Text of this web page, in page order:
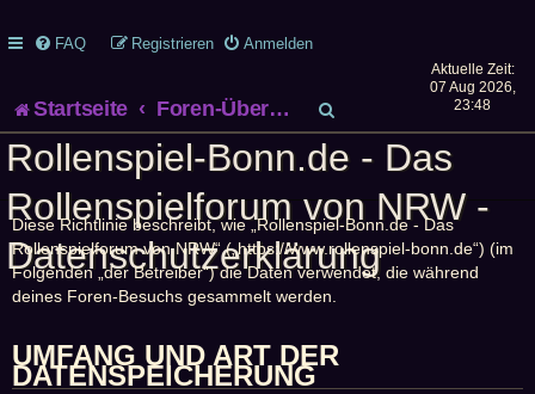
FAQ Anmelden
Registrieren
Startseite Foren-Übersicht
u
c
h
Aktuelle Zeit:
07 Aug 2026,
23:48
Rollenspiel-Bonn.de - Das
Rollenspielforum von NRW -
Datenschutzerklärung
Diese Richtlinie beschreibt, wie „Rollenspiel-Bonn.de - Das
Rollenspielforum von NRW“ („https://www.rollenspiel-bonn.de“) (im
Folgenden „der Betreiber“) die Daten verwendet, die während
deines Foren-Besuchs gesammelt werden.
UMFANG UND ART DER
DATENSPEICHERUNG